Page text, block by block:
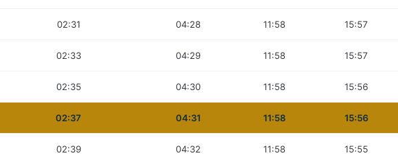
02:31 04:28 11:58 15:57
02:33 04:29 11:58 15:57
02:35 04:30 11:58 15:56
02:37 04:31 11:58 15:56
02:39 04:32 11:58 15:55